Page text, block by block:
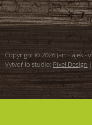
Copyright © 2026 Jan Hájek -
Vytvořilo studio: Pixel Design |